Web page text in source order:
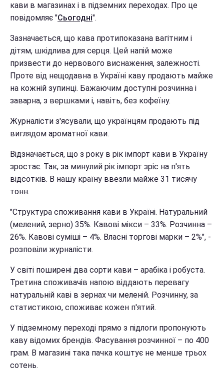
кави в магазинах і в підземних переходах. Про це
повідомляє "Сьогодні".
Зазначається, що кава протипоказана вагітним і
дітям, шкідлива для серця. Цей напій може
призвести до нервового виснаження, залежності.
Проте від нещодавна в Україні каву продають майже
на кожній зупинці. Бажаючим доступні розчинна і
заварна, з вершками і, навіть, без кофеїну.
Журналісти з'ясували, що українцям продають під
виглядом ароматної кави.
Відзначається, що з року в рік імпорт кави в Україну
зростає. Так, за минулий рік імпорт зріс на п'ять
відсотків. В нашу країну ввезли майже 31 тисячу
тонн.
"Структура споживання кави в Україні. Натуральний
(мелений, зерно) 35%. Кавові мікси – 33%. Розчинна –
26%. Кавові суміші – 4%. Власні торгові марки – 2%", -
розповіли журналісти.
У світі поширені два сорти кави – арабіка і робуста.
Третина споживачів напою віддають перевагу
натуральній каві в зернах чи меленій. Розчинну, за
статистикою, споживає кожен п'ятий.
У підземному переході прямо з підлоги пропонують
каву відомих брендів. Фасування розчинної – по 400
грам. В магазині така пачка коштує не менше трьох
сотень.